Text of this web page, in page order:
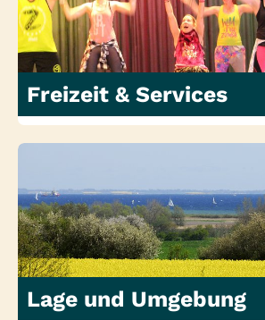
Freizeit & Services
Lage und Umgebung